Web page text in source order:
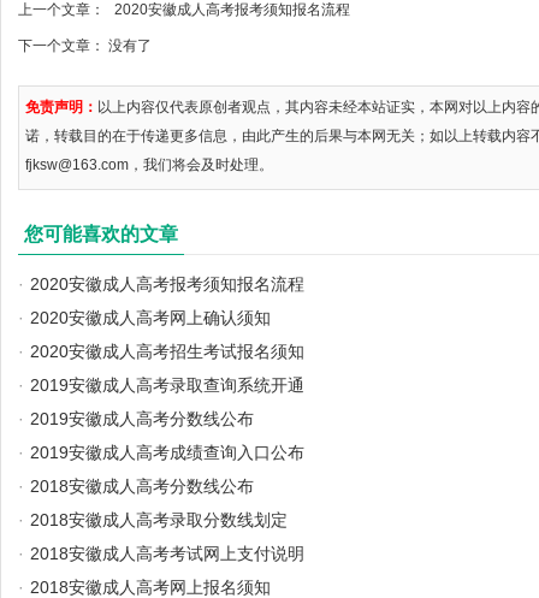
上一个文章： 2020安徽成人高考报考须知报名流程
下一个文章： 没有了
免责声明： 以上内容仅代表原创者观点，其内容未经本站证实，本网对以上内
诺，转载目的在于传递更多信息，由此产生的后果与本网无关；如以上转载内容
fjksw@163.com，我们将会及时处理。
您可能喜欢的文章
· 2020安徽成人高考报考须知报名流程
· 2020安徽成人高考网上确认须知
· 2020安徽成人高考招生考试报名须知
· 2019安徽成人高考录取查询系统开通
· 2019安徽成人高考分数线公布
· 2019安徽成人高考成绩查询入口公布
· 2018安徽成人高考分数线公布
· 2018安徽成人高考录取分数线划定
· 2018安徽成人高考考试网上支付说明
· 2018安徽成人高考网上报名须知